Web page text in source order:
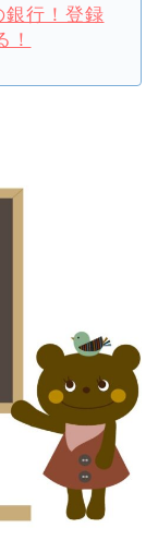
銀行！登録
！